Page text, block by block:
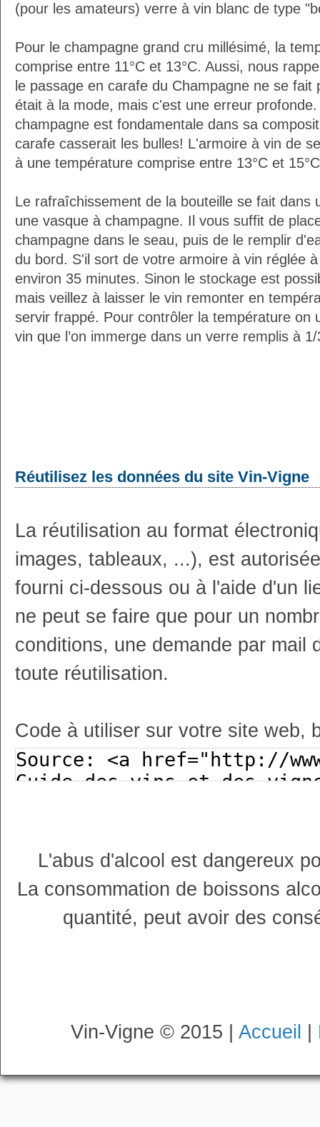
(pour les amateurs) verre à vin blanc de type
Pour le champagne grand cru millésimé, la
comprise entre 11°C et 13°C. Aussi, nous
le passage en carafe du Champagne ne se
était à la mode, mais c'est une erreur
champagne est fondamentale dans sa
carafe casserait les bulles! L'armoire à vin de
à une température comprise entre 13°C et
Le rafraîchissement de la bouteille se fait dans
une vasque à champagne. Il vous suffit de
champagne dans le seau, puis de le remplir
du bord. S'il sort de votre armoire à vin réglée
environ 35 minutes. Sinon le stockage est
mais veillez à laisser le vin remonter en
servir frappé. Pour contrôler la température on
vin que l’on immerge dans un verre remplis à
Réutilisez les données du site Vin-Vigne
La réutilisation au format
images, tableaux, ...), est
fourni ci-dessous ou à l'aide d'un
ne peut se faire que pour un
conditions, une demande par mail
toute réutilisation.
Code à utiliser sur votre site web,
L'abus d'alcool est dangereux
La consommation de boissons
quantité, peut avoir des
Vin-Vigne © 2015 | Accueil